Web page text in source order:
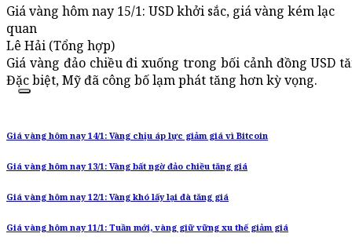
Giá vàng hôm nay 15/1: USD khởi sắc, giá vàng kém lạc
quan
Lê Hải (Tổng hợp)
Giá vàng đảo chiều đi xuống trong bối cảnh đồng USD
Đặc biệt, Mỹ đã công bố lạm phát tăng hơn kỳ vọng.
Giá vàng hôm nay 14/1: Vàng chịu áp lực giảm giá vì Bitcoin
Giá vàng hôm nay 13/1: Vàng bất ngờ đảo chiều tăng giá
Giá vàng hôm nay 12/1: Vàng khó lấy lại đà tăng giá
Giá vàng hôm nay 11/1: Tuần mới, vàng giữ vững xu thế giảm giá